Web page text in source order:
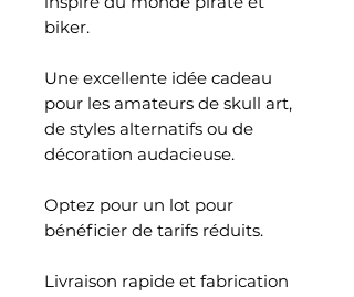
biker.
Une excellente idée cadeau
pour les amateurs de skull art,
de styles alternatifs ou de
décoration audacieuse.
Optez pour un lot pour
bénéficier de tarifs réduits.
Livraison rapide et fabrication